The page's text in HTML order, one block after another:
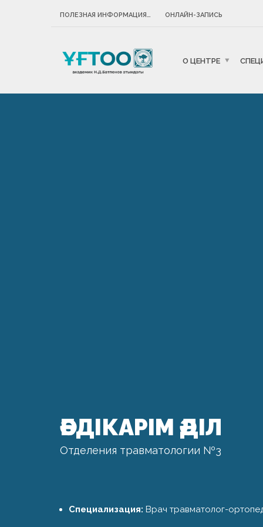
ПОЛЕЗНАЯ ИНФОРМАЦИЯ… ОНЛАЙН-ЗАПИСЬ
О ЦЕНТРЕ
ӘБДІКАРІМ ӘДІЛ
Отделения травматологии №3
Специализация: Врач травматолог-